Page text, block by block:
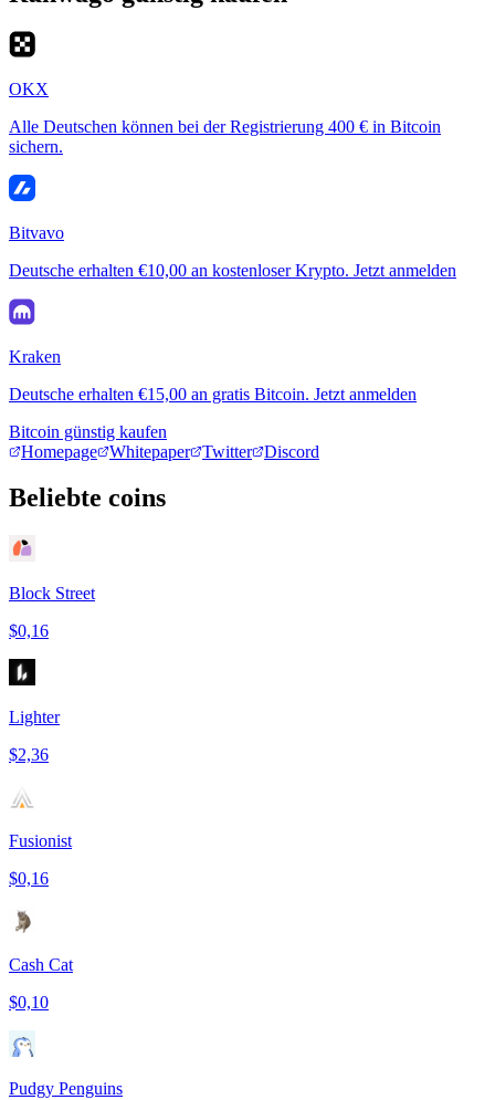
OKX
Alle Deutschen können bei der Registrierung 400 € in Bitcoin
sichern.
Bitvavo
Deutsche erhalten €10,00 an kostenloser Krypto. Jetzt anmelden
Kraken
Deutsche erhalten €15,00 an gratis Bitcoin. Jetzt anmelden
Bitcoin günstig kaufen
Homepage
Whitepaper Twitter Discord
Beliebte coins
Block Street
$0,16
Lighter
$2,36
Fusionist
$0,16
Cash Cat
$0,10
Pudgy Penguins